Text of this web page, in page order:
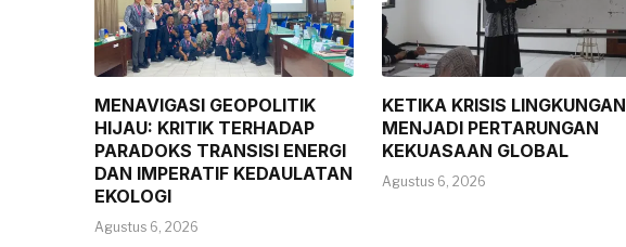
MENAVIGASI GEOPOLITIK
HIJAU: KRITIK TERHADAP
PARADOKS TRANSISI ENERGI
DAN IMPERATIF KEDAULATAN
EKOLOGI
Agustus 6, 2026
KETIKA KRISIS LINGKUNGAN
MENJADI PERTARUNGAN
KEKUASAAN GLOBAL
Agustus 6, 2026